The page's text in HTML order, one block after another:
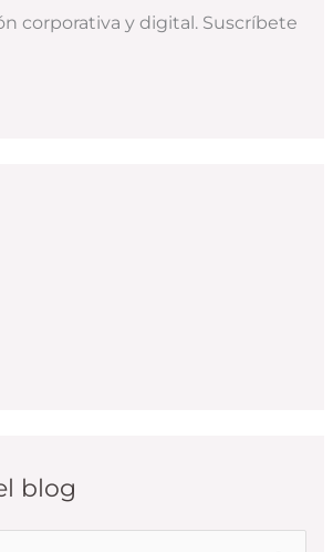
corporativa y digital. Suscríbete
blog